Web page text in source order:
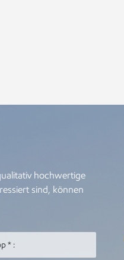
hochwertige
sind, können